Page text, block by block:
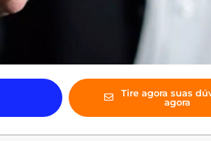
Tire agora suas
agora